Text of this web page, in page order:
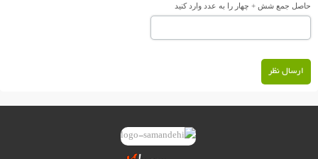
حاصل جمع شش + چهار را به عدد وارد کنید
ارسال نظر